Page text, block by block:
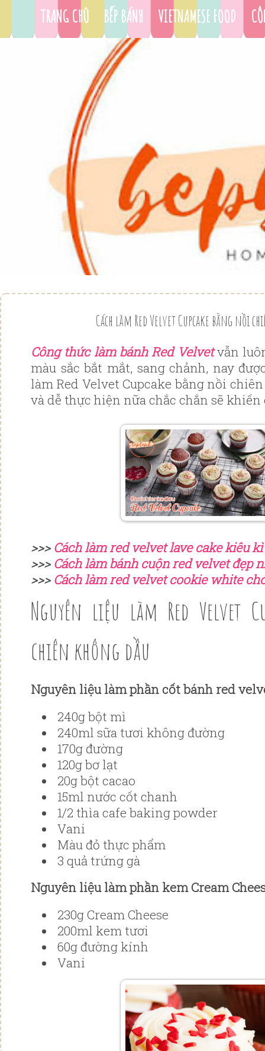
TRANG CHỦ BẾP BÁNH VIETNAMESE FOOD
Cách làm Red Velvet Cupcake bằng nồi
Công thức làm bánh Red Velvet vẫn
màu sắc bắt mắt, sang chảnh, nay
làm Red Velvet Cupcake bằng nồi
và dễ thực hiện nữa chắc chắn sẽ
>>>Cách làm red velvet lave cake kiêu
>>>Cách làm bánh cuộn red velvet đẹp
>>>Cách làm red velvet cookie white
Nguyên liệu làm Red Velvet
chiên không dầu
Nguyên liệu làm phần cốt bánh red
240g bột mì
240ml sữa tươi không đường
170g đường
120g bơ lạt
20g bột cacao
15ml nước cốt chanh
1/2 thìa cafe baking powder
Vani
Màu đỏ thực phẩm
3 quả trứng gà
Nguyên liệu làm phần kem Cream
230g Cream Cheese
200ml kem tươi
60g đường kính
Vani